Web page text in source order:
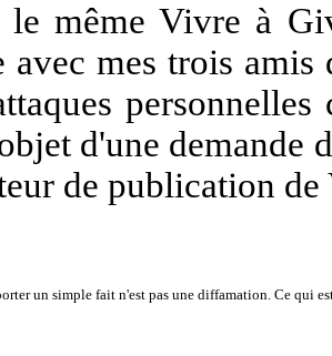
le même Vivre à
avec mes trois
d'une demande
de publication
un simple fait n'est pas une diffamation. Ce qui